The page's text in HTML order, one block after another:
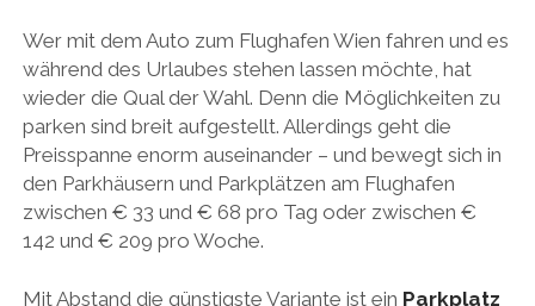
Wer mit dem Auto zum Flughafen Wien fahren und es
während des Urlaubes stehen lassen möchte, hat
wieder die Qual der Wahl. Denn die Möglichkeiten zu
parken sind breit aufgestellt. Allerdings geht die
Preisspanne enorm auseinander – und bewegt sich in
den Parkhäusern und Parkplätzen am Flughafen
zwischen € 33 und € 68 pro Tag oder zwischen €
142 und € 209 pro Woche.
Mit Abstand die günstigste Variante ist ein Parkplatz